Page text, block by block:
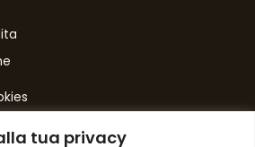
tua privacy
solo per te
il tuo sconto esclusivo e